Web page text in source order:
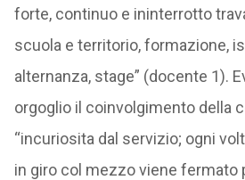
forte, continuo e ininterrotto
scuola e territorio, formazione,
alternanza, stage” (docente 1).
orgoglio il coinvolgimento della
“incuriosita dal servizio; ogni
in giro col mezzo viene fermato